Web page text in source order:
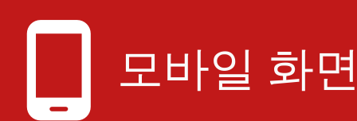
phone_android 모바일 화